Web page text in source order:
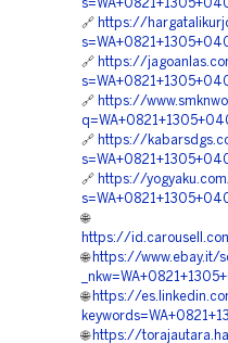
🔗 https://
🔗 https://
🔗 https://
🔗 https://
🔗 https://
🌐
https://
🌐 https://www.ebay.it/
🌐 https://
🌐 https://